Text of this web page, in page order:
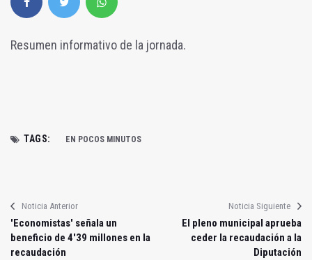
Resumen informativo de la jornada.
TAGS: EN POCOS MINUTOS
Noticia Anterior
'Economistas' señala un
beneficio de 4'39 millones en la
recaudación
Noticia Siguiente
El pleno municipal aprueba
ceder la recaudación a la
Diputación